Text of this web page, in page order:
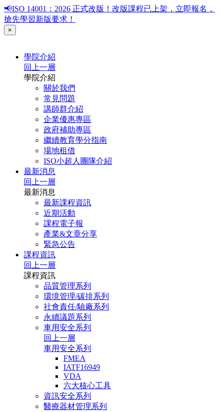
📢ISO 14001：2026 正式改版！改版課程已上架，立即報名，
搶先學習新版要求！
×
學院介紹
回上一層
學院介紹
關於我們
常見問題
講師群介紹
企業優惠專區
政府補助專區
繼續教育學分指南
場地租借
ISO小超人團隊介紹
最新消息
回上一層
最新消息
最新課程資訊
近期活動
課程電子報
產業&文章分享
緊急公告
課程資訊
回上一層
課程資訊
品質管理系列
環境管理/碳排系列
社會責任/驗廠系列
永續議題系列
車用安全系列
回上一層
車用安全系列
FMEA
IATF16949
VDA
六大核心工具
資訊安全系列
醫療器材管理系列